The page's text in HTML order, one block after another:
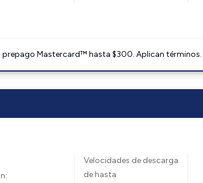
Mastercard™ hasta $300. Aplican términos.
Velocidades de descarga
de hasta